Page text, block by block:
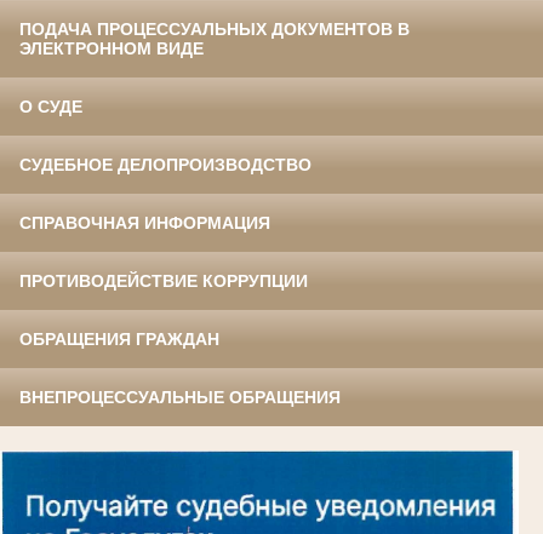
ПОДАЧА ПРОЦЕССУАЛЬНЫХ ДОКУМЕНТОВ В
ЭЛЕКТРОННОМ ВИДЕ
О СУДЕ
СУДЕБНОЕ ДЕЛОПРОИЗВОДСТВО
СПРАВОЧНАЯ ИНФОРМАЦИЯ
ПРОТИВОДЕЙСТВИЕ КОРРУПЦИИ
ОБРАЩЕНИЯ ГРАЖДАН
ВНЕПРОЦЕССУАЛЬНЫЕ ОБРАЩЕНИЯ